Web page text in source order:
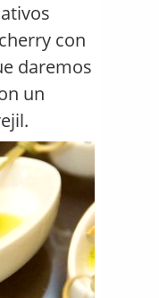
con
daremos
un